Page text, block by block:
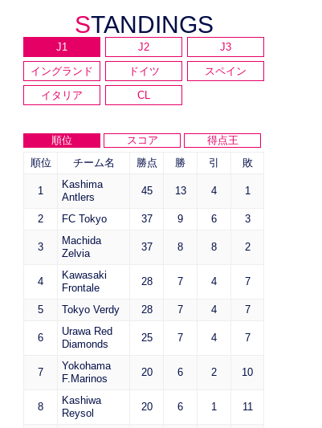
STANDINGS
J1 J2
J3
イングランド
ドイツ
スペイン
イタリア
CL
順位 スコア
得点王
順位
チーム名 勝点 勝 引 敗
1
Kashima
Antlers
45 13 4 1
2 FC Tokyo 37 9 6 3
3
Machida
Zelvia
37 8 8 2
4
Kawasaki
Frontale
28 7 4 7
5 Tokyo Verdy 28 7 4 7
6
Urawa Red
Diamonds
25 7 4 7
7
Yokohama
F.Marinos
20 6 2 10
8
Kashiwa
Reysol
20 6 1 11